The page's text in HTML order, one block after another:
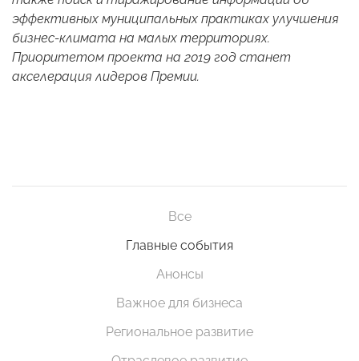
эффективных муниципальных практиках улучшения
бизнес-климата на малых территориях.
Приоритетом проекта на 2019 год станет
акселерация лидеров Премии.
Все
Главные события
Анонсы
Важное для бизнеса
Региональное развитие